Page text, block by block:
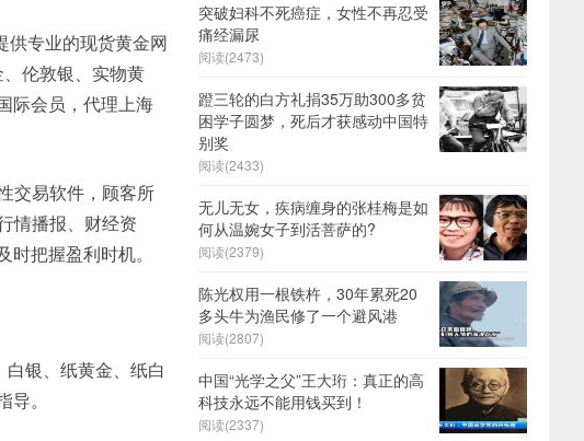
供专业的现货黄金网
伦敦银、实物黄
际会员，代理上海
交易软件，顾客所
情播报、财经资
把握盈利时机。
银、纸黄金、纸白
。
突破妇科不死癌症，女性不再忍受
痛经漏尿
阅读(2473)
蹬三轮的白方礼捐35万助300多贫
困学子圆梦，死后才获感动中国特
别奖
阅读(2433)
无儿无女，疾病缠身的张桂梅是如
何从温婉女子到活菩萨的?
阅读(2379)
陈光权用一根铁杵，30年累死20
多头牛为渔民修了一个避风港
阅读(2807)
中国“光学之父”王大珩：真正的高
科技永远不能用钱买到！
阅读(2337)